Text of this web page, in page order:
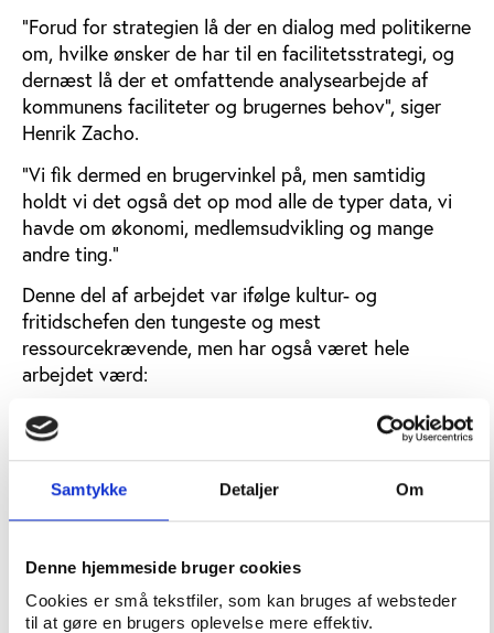
Samtykke Detaljer Om
Denne hjemmeside bruger cookies
Cookies er små tekstfiler, som kan bruges af websteder
til at gøre en brugers oplevelse mere effektiv.
”Forud for strategien lå der en dialog med politikerne
om, hvilke ønsker de har til en facilitetsstrategi, og
dernæst lå der et omfattende analysearbejde af
kommunens faciliteter og brugernes behov”, siger
Henrik Zacho.
”Vi fik dermed en brugervinkel på, men samtidig
holdt vi det også det op mod alle de typer data, vi
havde om økonomi, medlemsudvikling og mange
andre ting.”
Denne del af arbejdet var ifølge kultur- og
fritidschefen den tungeste og mest
ressourcekrævende, men har også været hele
arbejdet værd:
”Vi brugte lang tid på det, men det gav jo en
legitimitet omkring både proces og produkt.”
“Vi kunne så omsætte det grundige analysearbejde
aktører samlet og sikrede, at folk brugte tiden på de
rigtige opgaver, så det ikke stak i øst og vest”, siger
Henrik Zacho.